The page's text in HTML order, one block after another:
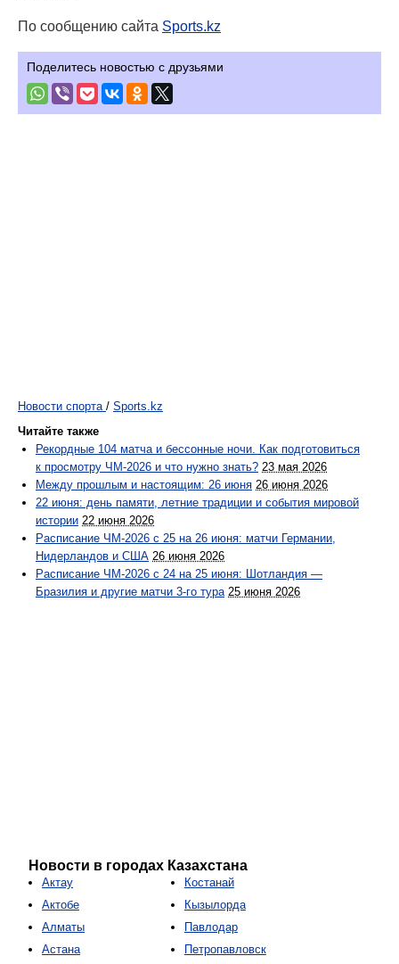
По сообщению сайта Sports.kz
Поделитесь новостью с друзьями
Новости спорта / Sports.kz
Читайте также
Рекордные 104 матча и бессонные ночи. Как подготовиться
к просмотру ЧМ-2026 и что нужно знать? 23 мая 2026
Между прошлым и настоящим: 26 июня 26 июня 2026
22 июня: день памяти, летние традиции и события мировой
истории 22 июня 2026
Расписание ЧМ-2026 с 25 на 26 июня: матчи Германии,
Нидерландов и США 26 июня 2026
Расписание ЧМ-2026 с 24 на 25 июня: Шотландия —
Бразилия и другие матчи 3-го тура 25 июня 2026
Новости в городах Казахстана
Актау
Актобе
Алматы
Астана
Костанай
Кызылорда
Павлодар
Петропавловск